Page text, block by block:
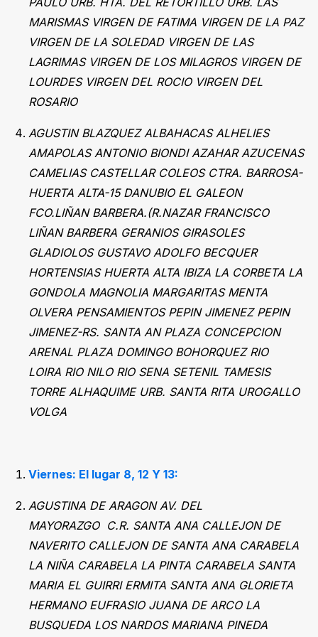
MARISMAS VIRGEN DE FATIMA VIRGEN DE LA PAZ
VIRGEN DE LA SOLEDAD VIRGEN DE LAS
LAGRIMAS VIRGEN DE LOS MILAGROS VIRGEN DE
LOURDES VIRGEN DEL ROCIO VIRGEN DEL
ROSARIO
AGUSTIN BLAZQUEZ ALBAHACAS ALHELIES
AMAPOLAS ANTONIO BIONDI AZAHAR AZUCENAS
CAMELIAS CASTELLAR COLEOS CTRA. BARROSA-
HUERTA ALTA-15 DANUBIO EL GALEON
FCO.LIÑAN BARBERA.(R.NAZAR FRANCISCO
LIÑAN BARBERA GERANIOS GIRASOLES
GLADIOLOS GUSTAVO ADOLFO BECQUER
HORTENSIAS HUERTA ALTA IBIZA LA CORBETA LA
GONDOLA MAGNOLIA MARGARITAS MENTA
OLVERA PENSAMIENTOS PEPIN JIMENEZ PEPIN
JIMENEZ-RS. SANTA AN PLAZA CONCEPCION
ARENAL PLAZA DOMINGO BOHORQUEZ RIO
LOIRA RIO NILO RIO SENA SETENIL TAMESIS
TORRE ALHAQUIME URB. SANTA RITA UROGALLO
VOLGA
Viernes: El lugar 8, 12 Y 13:
AGUSTINA DE ARAGON AV. DEL
MAYORAZGO C.R. SANTA ANA CALLEJON DE
NAVERITO CALLEJON DE SANTA ANA CARABELA
LA NIÑA CARABELA LA PINTA CARABELA SANTA
MARIA EL GUIRRI ERMITA SANTA ANA GLORIETA
HERMANO EUFRASIO JUANA DE ARCO LA
BUSQUEDA LOS NARDOS MARIANA PINEDA